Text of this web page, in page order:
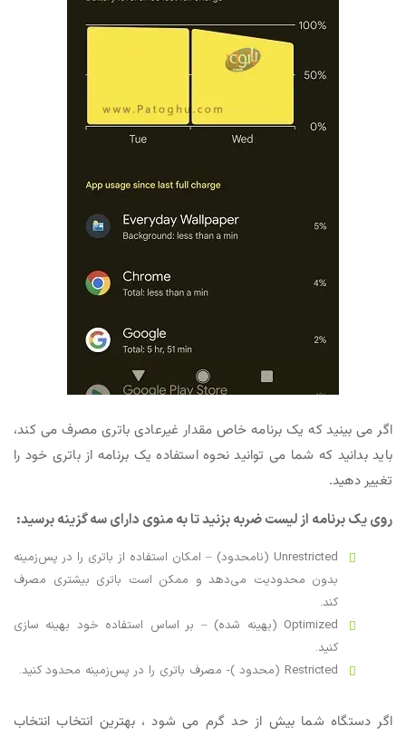
اگر می بینید که یک برنامه خاص مقدار غیرعادی باتری مصرف می کند،
باید بدانید که شما می توانید نحوه استفاده یک برنامه از باتری خود را
تغییر دهید.
روی یک برنامه از لیست ضربه بزنید تا به منوی دارای سه گزینه برسید:
Unrestricted (نامحدود) – امکان استفاده از باتری را در پس‌زمینه
بدون محدودیت می‌دهد و ممکن است باتری بیشتری مصرف
کند.
Optimized (بهینه شده) – بر اساس استفاده خود بهینه سازی
کنید.
Restricted (محدود )- مصرف باتری را در پس‌زمینه محدود کنید.
اگر دستگاه شما بیش از حد گرم می شود ، بهترین انتخاب انتخاب